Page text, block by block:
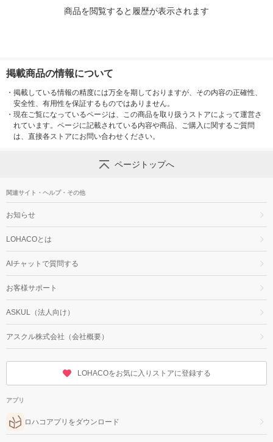
商品を閲覧すると履歴が表示されます
掲載商品の情報について
・ 掲載している情報の精度には万全を期しておりますが、その内容の正確性、
安全性、有用性を保証するものではありません。
・ 現在ご覧になっているページは、この商品を取り扱うストアによって運営さ
れています。ページに記載されている内容や商品、ご購入に関するご質問
は、直接各ストアにお問い合わせください。
ページトップへ
関連サイト・ヘルプ・その他
お知らせ
LOHACOとは
AIチャットで質問する
お客様サポート
ASKUL（法人向け）
アスクル株式会社（会社概要）
LOHACOをお気に入りストアに登録する
アプリ
ロハコアプリをダウンロード